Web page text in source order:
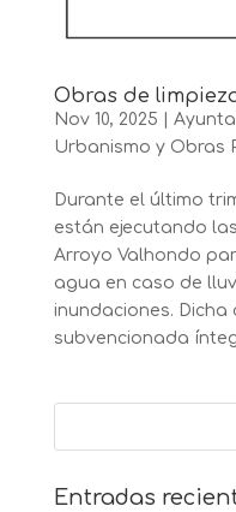
Obras de
Nov 10, 2025
Urbanismo y Obras
Durante el último
están ejecutando
Arroyo Valhondo
agua en caso de
inundaciones.
subvencionada
Entradas